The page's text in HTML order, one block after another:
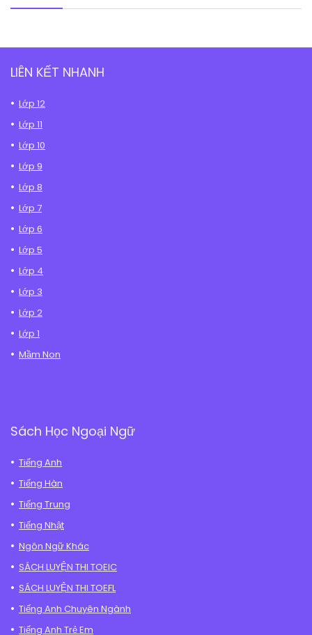
LIÊN KẾT NHANH
Lớp 12
Lớp 11
Lớp 10
Lớp 9
Lớp 8
Lớp 7
Lớp 6
Lớp 5
Lớp 4
Lớp 3
Lớp 2
Lớp 1
Mầm Non
Sách Học Ngoại Ngữ
Tiếng Anh
Tiếng Hàn
Tiếng Trung
Tiếng Nhật
Ngôn Ngữ Khác
SÁCH LUYỆN THI TOEIC
SÁCH LUYỆN THI TOEFL
Tiếng Anh Chuyên Ngành
Tiếng Anh Trẻ Em